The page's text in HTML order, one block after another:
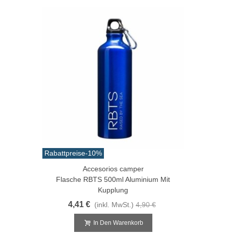
Rabattpreise-10%
Accesorios camper
Flasche RBTS 500ml Aluminium Mit
Kupplung
4,41 € (inkl. MwSt.) 4,90 €
In Den Warenkorb